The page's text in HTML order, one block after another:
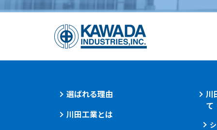
選ばれる理由
川田工業とは
川
て